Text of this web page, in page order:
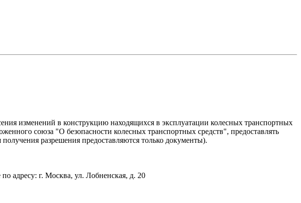
изменений в конструкцию находящихся в эксплуатации колесных транспортных
союза "О безопасности колесных транспортных средств", предоставлять
разрешения предоставляются только документы).
г. Москва, ул. Лобненская, д. 20